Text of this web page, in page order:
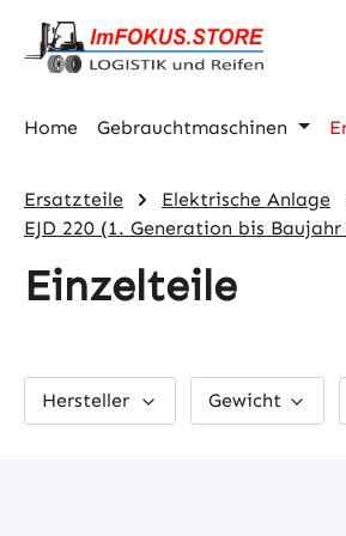
Hauptinhalt springen
Zur Suche springen
Zur Hauptnavigation springen
Home Gebrauchtmaschinen
Ersatzteile Elektrische Anlage
EJD 220 (1. Generation bis
Einzelteile
Hersteller Gewicht